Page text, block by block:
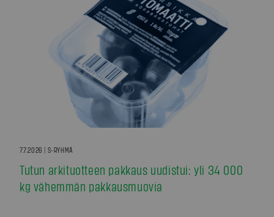
7.7.2026 | S-RYHMÄ
Tutun arkituotteen pakkaus uudistui: yli 34 000
kg vähemmän pakkausmuovia